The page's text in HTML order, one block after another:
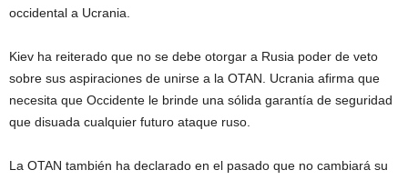
occidental a Ucrania.
Kiev ha reiterado que no se debe otorgar a Rusia poder de veto
sobre sus aspiraciones de unirse a la OTAN. Ucrania afirma que
necesita que Occidente le brinde una sólida garantía de seguridad
que disuada cualquier futuro ataque ruso.
La OTAN también ha declarado en el pasado que no cambiará su